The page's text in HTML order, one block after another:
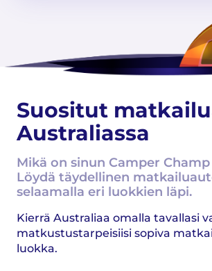
Suositut
Australiassa
Mikä on sinun Camper
Löydä täydellinen
selaamalla eri luokkien läpi.
Kierrä Australiaa omalla tavallasi
matkustustarpeisiisi sopiva
luokka.